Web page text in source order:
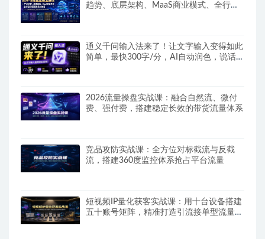
趋势、底层架构、MaaS商业模式、全行业
通义千问输入法来了！让文字输入变得如此
简单，最快300字/分，AI自动润色，说话秒
2026流量操盘实战课：融合自然流、微付
费、强付费，搭建稳定长效的带货流量体系
竞品攻防实战课：全方位对标截流与反截
流，搭建360度监控体系抢占平台流量
短视频IP量化获客实战课：用十台设备搭建
五十账号矩阵，精准打造引流接单型流量账